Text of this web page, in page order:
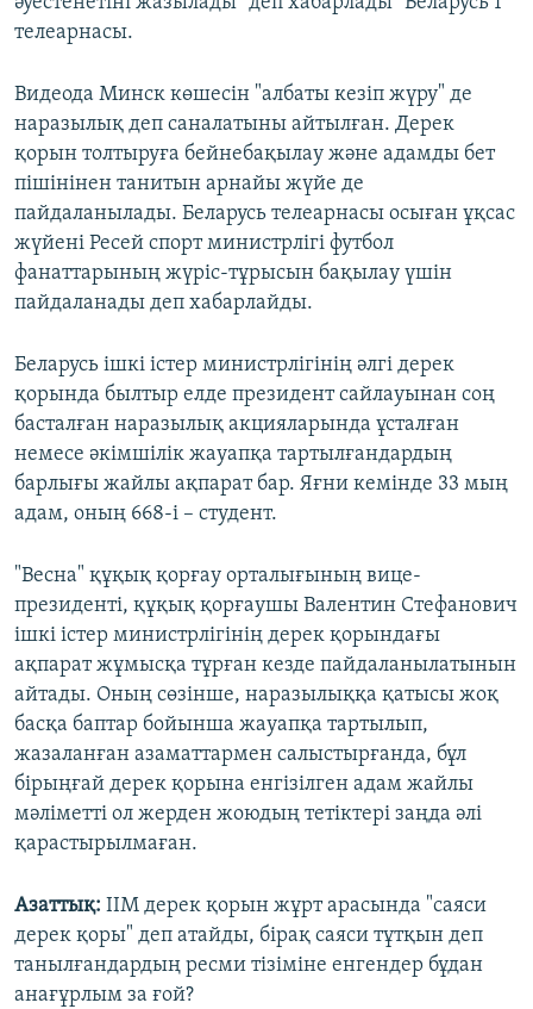
телеарнасы.
Видеода Минск көшесін "албаты кезіп жүру" де
наразылық деп саналатыны айтылған. Дерек
қорын толтыруға бейнебақылау және адамды бет
пішінінен танитын арнайы жүйе де
пайдаланылады. Беларусь телеарнасы осыған ұқсас
жүйені Ресей спорт министрлігі футбол
фанаттарының жүріс-тұрысын бақылау үшін
пайдаланады деп хабарлайды.
Беларусь ішкі істер министрлігінің әлгі дерек
қорында былтыр елде президент сайлауынан соң
басталған наразылық акцияларында ұсталған
немесе әкімшілік жауапқа тартылғандардың
барлығы жайлы ақпарат бар. Яғни кемінде 33 мың
адам, оның 668-і – студент.
"Весна" құқық қорғау орталығының вице-
президенті, құқық қорғаушы Валентин Стефанович
ішкі істер министрлігінің дерек қорындағы
ақпарат жұмысқа тұрған кезде пайдаланылатынын
айтады. Оның сөзінше, наразылыққа қатысы жоқ
басқа баптар бойынша жауапқа тартылып,
жазаланған азаматтармен салыстырғанда, бұл
бірыңғай дерек қорына енгізілген адам жайлы
мәліметті ол жерден жоюдың тетіктері заңда әлі
қарастырылмаған.
Азаттық: ІІМ дерек қорын жұрт арасында "саяси
дерек қоры" деп атайды, бірақ саяси тұтқын деп
танылғандардың ресми тізіміне енгендер бұдан
анағұрлым за ғой?